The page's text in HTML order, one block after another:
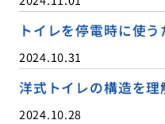
トイレを停電時に使
2024.10.31
洋式トイレの構造を
2024.10.28